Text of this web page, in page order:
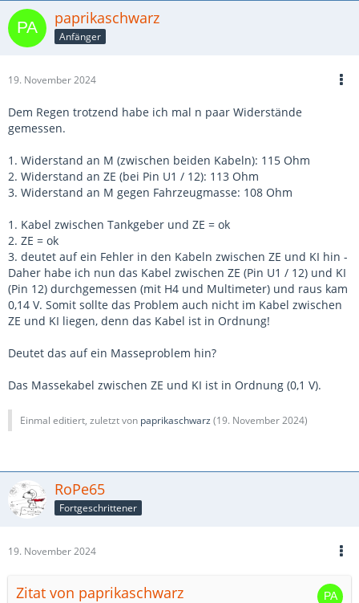
paprikaschwarz
Anfänger
19. November 2024
Dem Regen trotzend habe ich mal n paar Widerstände
gemessen.
1. Widerstand an M (zwischen beiden Kabeln): 115 Ohm
2. Widerstand an ZE (bei Pin U1 / 12): 113 Ohm
3. Widerstand an M gegen Fahrzeugmasse: 108 Ohm
1. Kabel zwischen Tankgeber und ZE = ok
2. ZE = ok
3. deutet auf ein Fehler in den Kabeln zwischen ZE und KI hin -
Daher habe ich nun das Kabel zwischen ZE (Pin U1 / 12) und KI
(Pin 12) durchgemessen (mit H4 und Multimeter) und raus kam
0,14 V. Somit sollte das Problem auch nicht im Kabel zwischen
ZE und KI liegen, denn das Kabel ist in Ordnung!
Deutet das auf ein Masseproblem hin?
Das Massekabel zwischen ZE und KI ist in Ordnung (0,1 V).
Einmal editiert, zuletzt von paprikaschwarz (19. November 2024)
RoPe65
Fortgeschrittener
19. November 2024
Zitat von paprikaschwarz